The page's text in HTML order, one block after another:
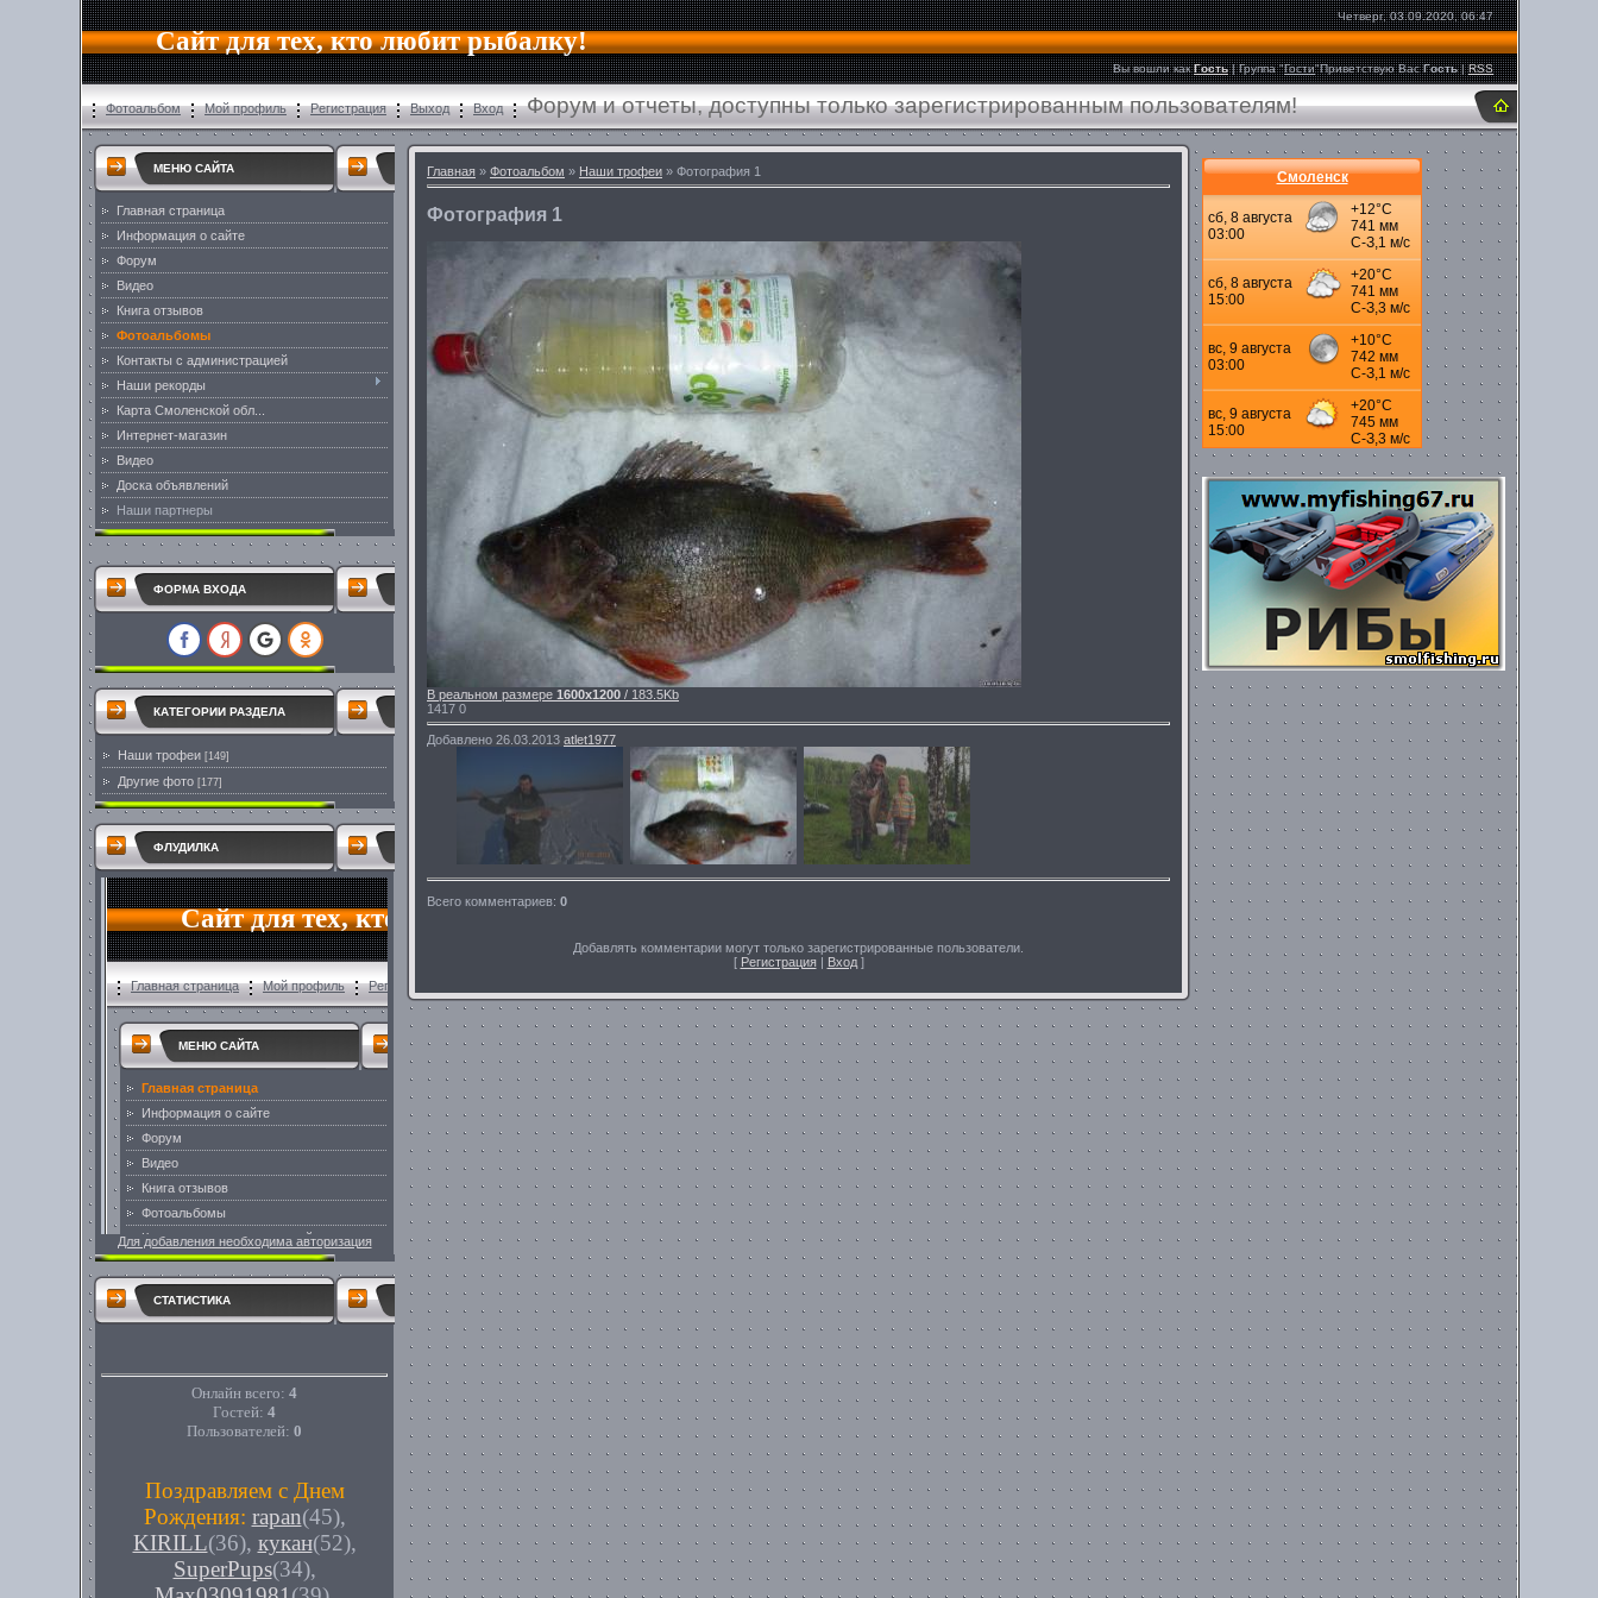
Сайт для тех, кто любит рыбалку!
Четверг, 03.09.2020, 06:47
Вы вошли как Гость|Группа"Гости"Приветствую Вас Гость |RSS
Фотоальбом Мой профиль Регистрация Выход Вход Форум и отчеты, доступны только зарегистрированным пользователям!
МЕНЮ САЙТА
Главная страница
Информация о сайте
Форум
Видео
Книга отзывов
Фотоальбомы
Контакты с администрацией
Наши рекорды
Карта Смоленской обл...
Интернет-магазин
Видео
Доска объявлений
Наши партнеры
ФОРМА ВХОДА
КАТЕГОРИИ РАЗДЕЛА
Наши трофеи [149]
Другие фото [177]
ФЛУДИЛКА
Для добавления необходима авторизация
СТАТИСТИКА
Онлайн всего: 4
Гостей: 4
Пользователей: 0
Поздравляем с Днем
Рождения: rapan(45),
KIRILL(36), кукан(52),
SuperPups(34),
Главная » Фотоальбом » Наши трофеи » Фотография 1
Фотография 1
В реальном размере 1600x1200 / 183.5Kb
1417 0
Добавлено 26.03.2013 atlet1977
Всего комментариев: 0
Добавлять комментарии могут только зарегистрированные пользователи.
[ Регистрация| Вход]
Смоленск